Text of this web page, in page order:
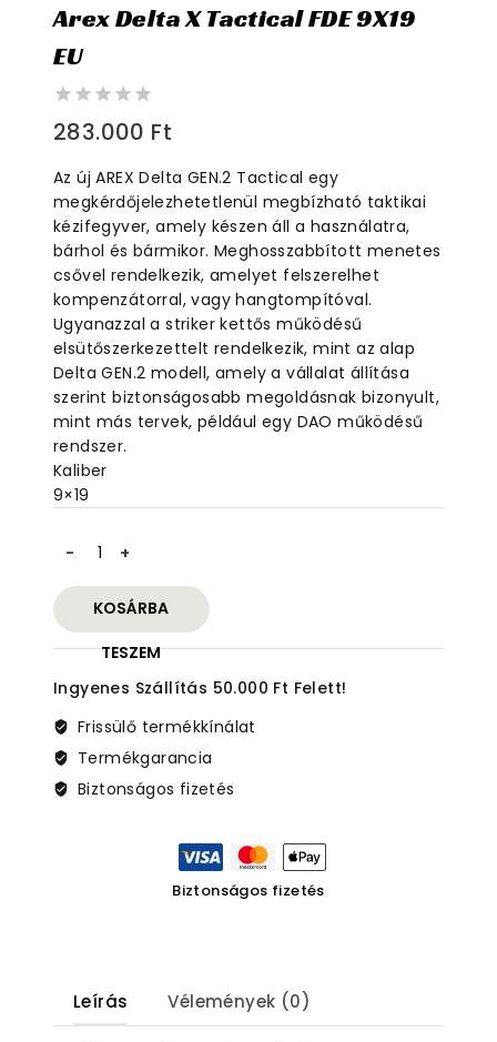
Arex Delta X Tactical FDE 9X19
EU
0
out
5
283.000 Ft
Az új AREX Delta GEN.2 Tactical egy
megkérdőjelezhetetlenül megbízható taktikai
kézifegyver, amely készen áll a használatra,
bárhol és bármikor. Meghosszabbított menetes
csővel rendelkezik, amelyet felszerelhet
kompenzátorral, vagy hangtompítóval.
Ugyanazzal a striker kettős működésű
elsütőszerkezettelt rendelkezik, mint az alap
Delta GEN.2 modell, amely a vállalat állítása
szerint biztonságosabb megoldásnak bizonyult,
mint más tervek, például egy DAO működésű
rendszer.
Kaliber
9×19
Arex
X
Tactical
FDE
9X19
EU
KOSÁRBA
TESZEM
Ingyenes Szállítás 50.000 Ft Felett!
Frissülő termékkínálat
Termékgarancia
Biztonságos fizetés
Biztonságos fizetés
Leírás Vélemények (0)